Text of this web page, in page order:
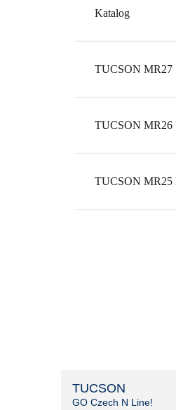
Katalog
TUCSON MR27
TUCSON MR26
TUCSON MR25
TUCSON
GO Czech N Line!